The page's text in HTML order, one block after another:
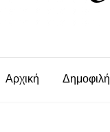
Αρχική Δημοφιλή